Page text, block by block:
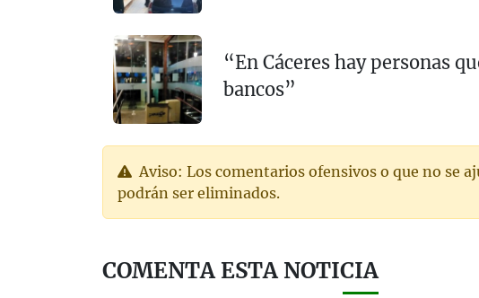
“En Cáceres hay personas
bancos”
Aviso: Los comentarios ofensivos o que no se
podrán ser eliminados.
COMENTA ESTA NOTICIA